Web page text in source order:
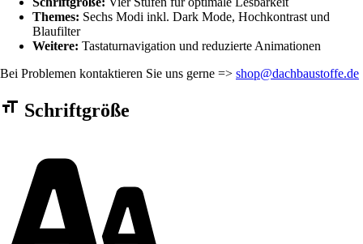
Themes: Sechs Modi inkl. Dark Mode, Hochkontrast und
Blaufilter
Weitere: Tastaturnavigation und reduzierte Animationen
Bei Problemen kontaktieren Sie uns gerne => shop@dachbaustoffe.de
Barrierefreiheit Einstellungen Formular
Schriftgröße